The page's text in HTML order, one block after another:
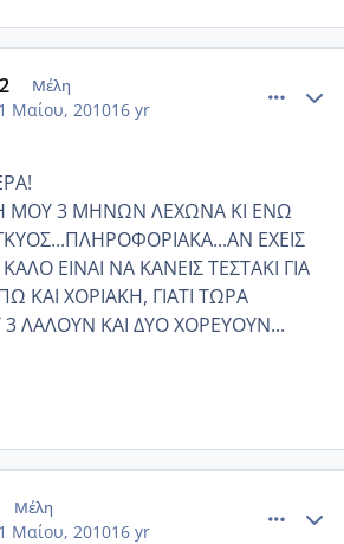
Μέλη
Μαίου, 201016 yr
ΜΟΥ 3 ΜΗΝΩΝ ΛΕΧΩΝΑ ΚΙ ΕΝΩ
ΕΧΕΙΣ
ΕΙΝΑΙ ΝΑ ΚΑΝΕΙΣ ΤΕΣΤΑΚΙ ΓΙΑ
ΚΑΙ ΧΟΡΙΑΚΗ, ΓΙΑΤΙ ΤΩΡΑ
3 ΛΑΛΟΥΝ ΚΑΙ ΔΥΟ ΧΟΡΕΥΟΥΝ...
Μέλη
Μαίου, 201016 yr